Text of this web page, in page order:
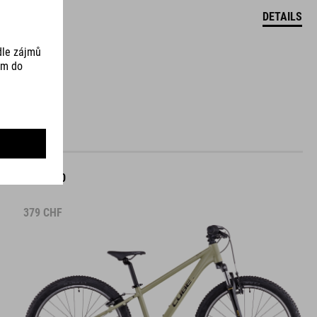
DETAILS
ACID 240
379 CHF